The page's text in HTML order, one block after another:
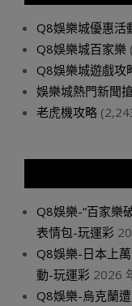
Q8娛樂城優惠活
Q8娛樂城百家樂
Q8娛樂城遊戲攻
娛樂城熱門新聞
老虎機攻略
Q8娛樂-“百家樂
表情包-玩運彩
Q8娛樂-日本上
動-玩運彩 2026
Q8娛樂-烏克蘭